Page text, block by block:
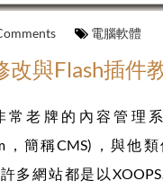
電腦軟體
改與Flash插件
常老牌的內容管理
，簡稱CMS)，與他
許多網站都是以